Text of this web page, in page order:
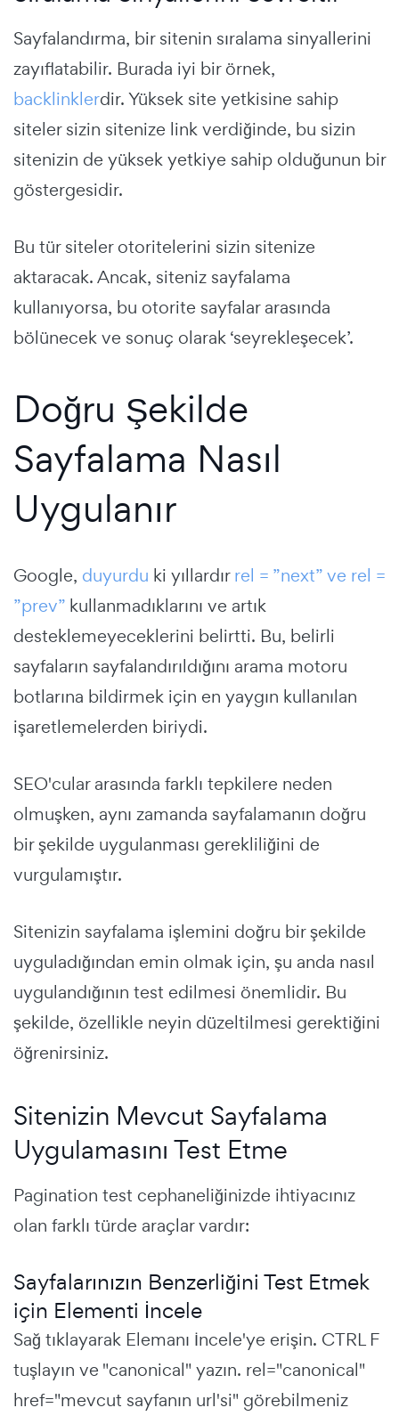
Sayfalandırma, bir sitenin sıralama sinyallerini
zayıflatabilir. Burada iyi bir örnek,
backlinklerdir. Yüksek site yetkisine sahip
siteler sizin sitenize link verdiğinde, bu sizin
sitenizin de yüksek yetkiye sahip olduğunun bir
göstergesidir.
Bu tür siteler otoritelerini sizin sitenize
aktaracak. Ancak, siteniz sayfalama
kullanıyorsa, bu otorite sayfalar arasında
bölünecek ve sonuç olarak ‘seyrekleşecek’.
Doğru Şekilde
Sayfalama Nasıl
Uygulanır
Google, duyurdu ki yıllardırrel = ”next” ve rel =
”prev” kullanmadıklarını ve artık
desteklemeyeceklerini belirtti. Bu, belirli
sayfaların sayfalandırıldığını arama motoru
botlarına bildirmek için en yaygın kullanılan
işaretlemelerden biriydi.
SEO'cular arasında farklı tepkilere neden
olmuşken, aynı zamanda sayfalamanın doğru
bir şekilde uygulanması gerekliliğini de
vurgulamıştır.
Sitenizin sayfalama işlemini doğru bir şekilde
uyguladığından emin olmak için, şu anda nasıl
uygulandığının test edilmesi önemlidir. Bu
şekilde, özellikle neyin düzeltilmesi gerektiğini
öğrenirsiniz.
Sitenizin Mevcut Sayfalama
Uygulamasını Test Etme
Pagination test cephaneliğinizde ihtiyacınız
olan farklı türde araçlar vardır:
Sayfalarınızın Benzerliğini Test Etmek
için Elementi İncele
Sağ tıklayarak Elemanı İncele'ye erişin. CTRL F
tuşlayın ve "canonical" yazın. rel="canonical"
href="mevcut sayfanın url'si" görebilmeniz